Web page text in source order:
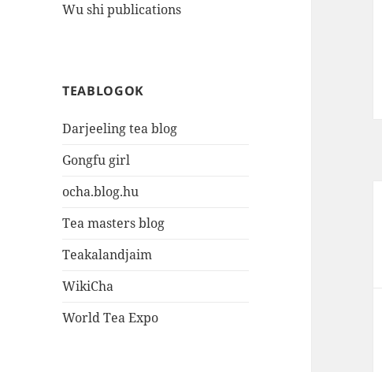
Wu shi publications
TEABLOGOK
Darjeeling tea blog
Gongfu girl
ocha.blog.hu
Tea masters blog
Teakalandjaim
WikiCha
World Tea Expo